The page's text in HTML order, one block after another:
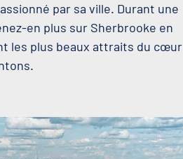
par sa ville. Durant une
en plus sur Sherbrooke en
les plus beaux attraits du cœur